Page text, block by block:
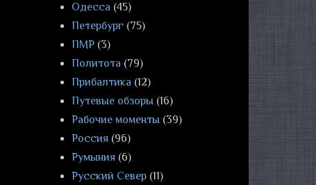
Одесса (45)
Петербург (75)
ПМР (3)
Политота (79)
Прибалтика (12)
Путевые обзоры (16)
Рабочие моменты (39)
Россия (96)
Румыния (6)
Русский Север (11)